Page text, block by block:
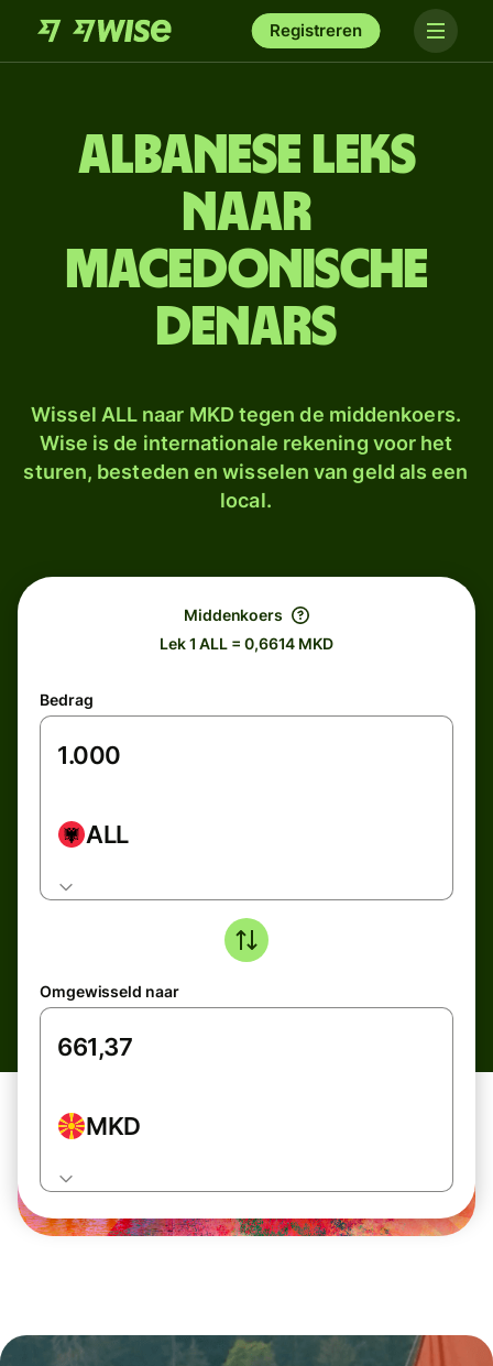
Registreren
Albanese leks
naar
Macedonische
denars
Wissel ALL naar MKD tegen de middenkoers.
Wise is de internationale rekening voor het
sturen, besteden en wisselen van geld als een
local.
Middenkoers
Lek 1 ALL = 0,6614 MKD
Bedrag
ALL
Omgewisseld naar
MKD